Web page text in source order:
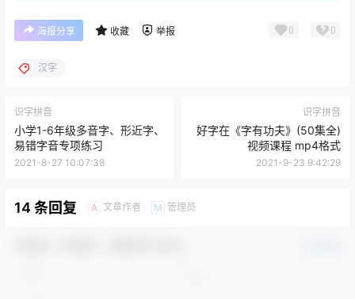
海报分享 收藏 举报 0 0
汉字
识字拼音
小学1-6年级多音字、形近字、
易错字音专项练习
2021-8-27 10:07:38
识字拼音
好字在《字有功夫》(50集全)
视频课程 mp4格式
2021-9-23 9:42:29
14 条回复 A 文章作者 M 管理员